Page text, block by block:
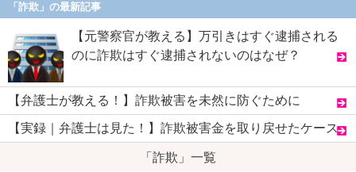
「詐欺」の最新記事
【元警察官が教える】万引きはすぐ逮捕される
のに詐欺はすぐ逮捕されないのはなぜ？
【弁護士が教える！】詐欺被害を未然に防ぐために
【実録｜弁護士は見た！】詐欺被害金を取り戻せたケース
「詐欺」一覧